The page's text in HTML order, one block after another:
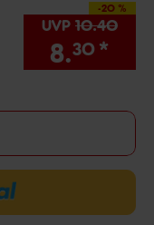
-20 %
Sie Sparen 20
UVP 10.40
8.30 *